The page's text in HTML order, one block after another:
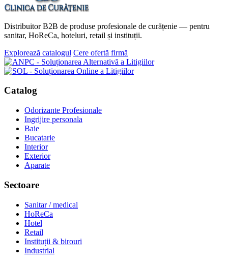
Distribuitor B2B de produse profesionale de curățenie — pentru
sanitar, HoReCa, hoteluri, retail și instituții.
Explorează catalogul Cere ofertă firmă
Catalog
Odorizante Profesionale
Ingrijire personala
Baie
Bucatarie
Interior
Exterior
Aparate
Sectoare
Sanitar / medical
HoReCa
Hotel
Retail
Instituții & birouri
Industrial